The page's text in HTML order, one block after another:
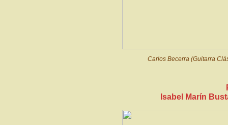
Carlos Becerra (Guitarra
Isabel Marín